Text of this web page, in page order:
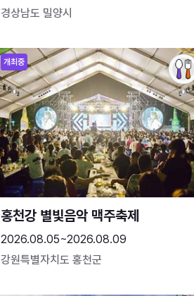
경상남도 밀양시
개최중
홍천강 별빛음악 맥주축제
2026.08.05~2026.08.09
강원특별자치도 홍천군